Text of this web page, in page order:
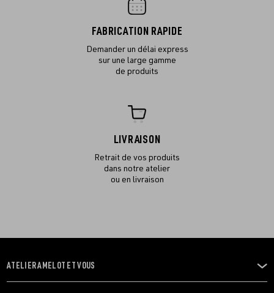
FABRICATION RAPIDE
Demander un délai express
sur une large gamme
de produits
LIVRAISON
Retrait de vos produits
dans notre atelier
ou en livraison
OUVRIR
LE
ATELIER AMELOT ET VOUS